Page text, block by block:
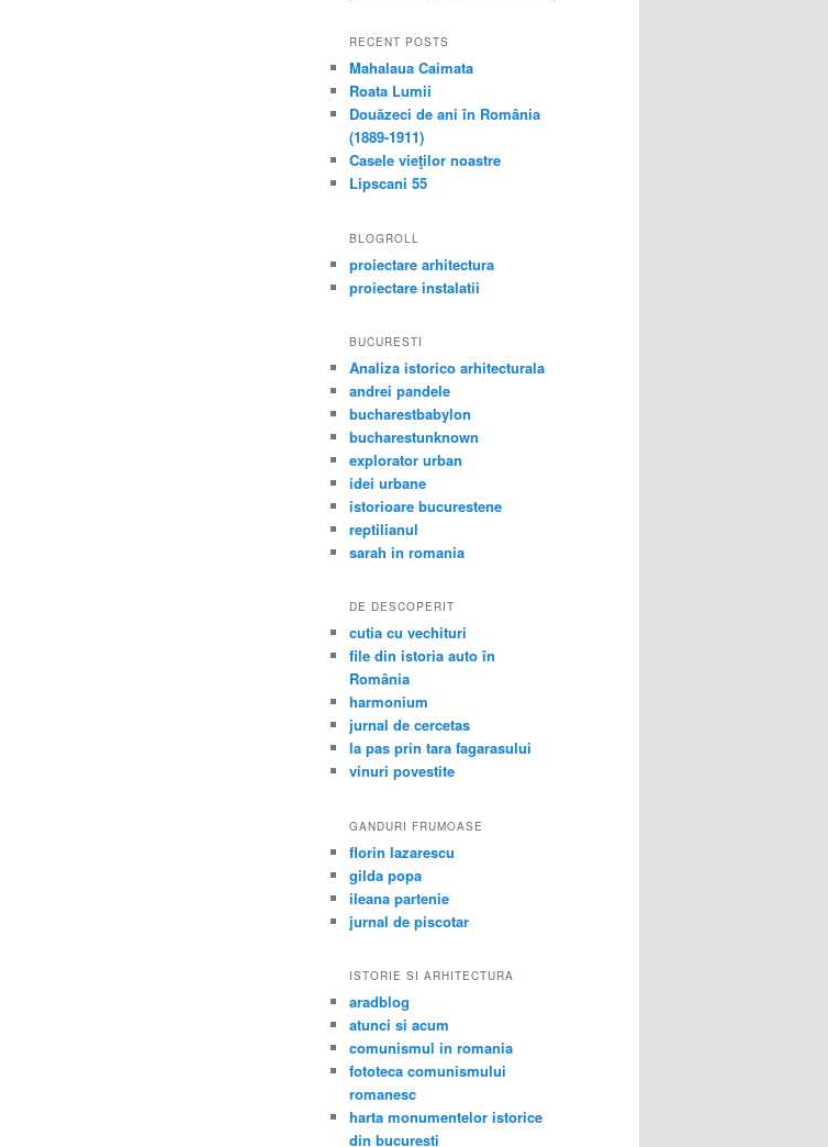
RECENT POSTS
Mahalaua Caimata
Roata Lumii
Douăzeci de ani în România
(1889-1911)
Casele vieţilor noastre
Lipscani 55
BLOGROLL
proiectare arhitectura
proiectare instalatii
BUCURESTI
Analiza istorico arhitecturala
andrei pandele
bucharestbabylon
bucharestunknown
explorator urban
idei urbane
istorioare bucurestene
reptilianul
sarah in romania
DE DESCOPERIT
cutia cu vechituri
file din istoria auto în
România
harmonium
jurnal de cercetas
la pas prin tara fagarasului
vinuri povestite
GANDURI FRUMOASE
florin lazarescu
gilda popa
ileana partenie
jurnal de piscotar
ISTORIE SI ARHITECTURA
aradblog
atunci si acum
comunismul in romania
fototeca comunismului
romanesc
harta monumentelor istorice
din bucuresti